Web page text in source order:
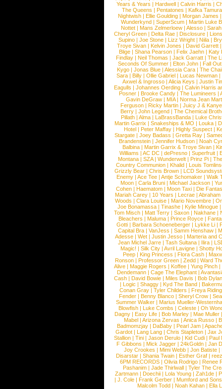
Years & Years |Hardwell |Calvin Harris |
The Queens | Pentatones | Kafka Tamura
Nightwish |Ellie Goulding |Morgan James
Wunderkynd | SuperScum | Martin Luke
Nottet |Mans Zelmerloew |Alesso |
Cheryl Green |Delta Rae |Disclosure |
Supino |Joe Stone |Lizz Wright |Niila |
Troye Sivan | Kelvin Jones | David Garrett
Blige | Shana Pearson | Felix Jaehn | Katy
Findlay |Neil Thomas |Jack Garratt |The
Seconds Of Summer |Elton John |Fall
Kygo |Jonas Blue |Alessia Cara |The
Sara |Billy |Ollie Gabriel |Lucas Newman |
Axwel & Ingrosso | Alicia Keys | Justin
Eagulls |Johannes Oerding |Calvin Harris
Posner |Brooke Candy |The Lumineers |
Gavin DeGraw | MIA| Norma Jean
Ferguson | Ricky Martin | Juicy J &
Berry | John Legend | The Chemical
Pillath |Alma |LaBrassBanda |Luke
Martin Garrix | Snakeships & MO | Louka |
Hotel | Peter Maffay | Highly Suspect |
Stargate |Joey Badass |Gretta Ray |
Brandenstein |Jennifer Hudson |Noah
Balbina | Martin Garrix & Troye Sivan |
Williams |AC DC |dePresno |Superfruit |
Montana |SZA|Wunderwelt |Prinz Pi |
Country Communion | Khalid | Louis
Grizzly Bear | Chris Brown | LCD
Enemy | Ace Tee | Antje Schomaker | Walk
Moon |Carla Bruni |Michael Jackson |
Cohen |Haematom |Moon Taxi |Die
Mariah Carey | 10 Years | Lecrae | Abraham
Woods |Clara Louise |Mario Novembre |
Joe Bonamassa | Tinashe | Kylie Minogue |
Tom Misch |Matt Terry |Saxon |Nakhane |
Bleachers | Maluma | Prince Royce |
Gotti |Barbara Schoeneberger |Lykke Li |
Capital Bra |VanJess |Samm Henshaw |
Adesse |Wet |Justin Jesso |Marteria and
Jean Michel Jarre |Tash Sultana | Ilira |
Magic! | Silk City | Avril Lavigne | Shotty
Peep |King Princess |Flora Cash |
Ronson |Professor Green |Zedd |Ward
Alive |Maggie Rogers |Koffee |Yung Pinch |
Dendemann |Cage The Elephant |
Cash | David Bowie | Miles Davis | Bob Dylan
|Logic |Shaggy |Kyd The Band |
Conan Gray |Tyler Childers |Freya
Fender |Benny Blanco |Sheryl Crow |
Summer Walker |Marius Mueller-
Blowfish | Luke Combs | Celeste | Oh
Dagny |Easy Life |Bob Marley |Mae Muller
Mabel |Arizona Zervas |Anica Russo |
Badmomzjay |DaBaby |Pearl Jam |
Gardot | Lang Lang | Chris Stapleton | Jax
Stallion |Tini |Jason Derulo |Kid Cudi |Paul
F Gibbons | Mick Jagger | 24kGoldn | Jan
Joy Crookes | Mimi Webb | Jon Batiste |
Disarstar | Shania Twain | Esther Graf |
6PM RECORDS | Olivia Rodrigo | Renee
Pashanim |Jade Thirlwall |Tyler The
Zartmann | Doechii | Lola Young | Zah1de |
| J. Cole | Frank Gerber | Mumford and Sons
Malcolm Todd | Noah Kahan | Ella